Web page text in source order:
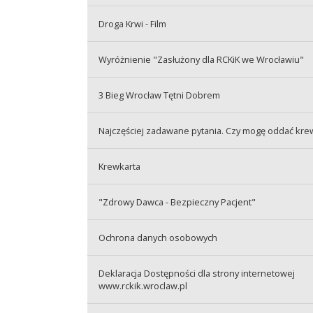
Droga Krwi - Film
Wyróżnienie "Zasłużony dla RCKiK we Wrocławiu"
3 Bieg Wrocław Tętni Dobrem
Najczęściej zadawane pytania. Czy mogę oddać
Krewkarta
"Zdrowy Dawca - Bezpieczny Pacjent"
Ochrona danych osobowych
Deklaracja Dostępności dla strony internetowej
www.rckik.wroclaw.pl